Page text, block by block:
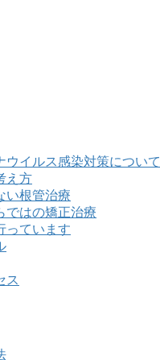
ウイルス感染対策について
え方
い根管治療
ではの矯正治療
っています
ス